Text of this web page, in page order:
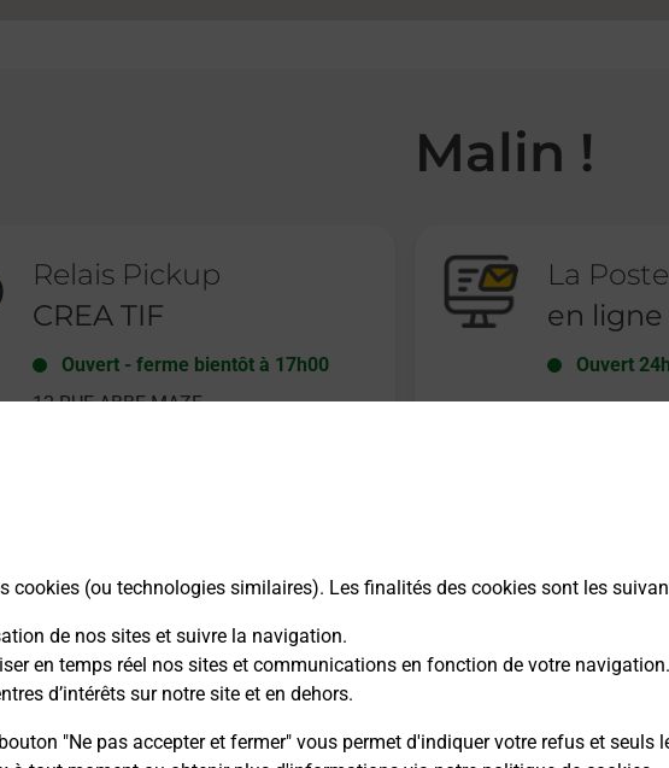
cookies (ou technologies similaires). Les finalités des cookies sont les
de nos sites et suivre la navigation.
en temps réel nos sites et communications en fonction de votre navigation.
d’intérêts sur notre site et en dehors.
"Ne pas accepter et fermer" vous permet d'indiquer votre refus et seuls
Relais Pickup
CREA TIF
Ouvert- ferme bientôt à 17h00
12 RUE ABBE MAZE
Malin !
La Poste
en ligne
Ouvert